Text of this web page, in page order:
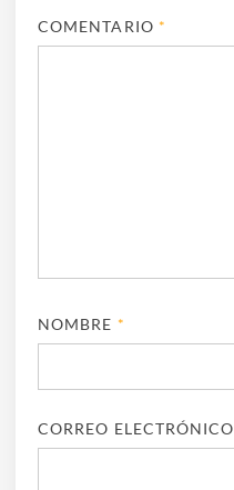
COMENTARIO *
NOMBRE *
CORREO ELECTRÓNICO